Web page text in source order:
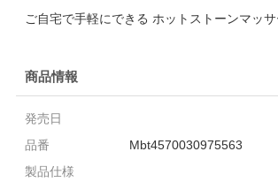
ご自宅で手軽にできる ホットストーンマッ
商品情報
発売日
品番
Mbt4570030975563
製品仕様